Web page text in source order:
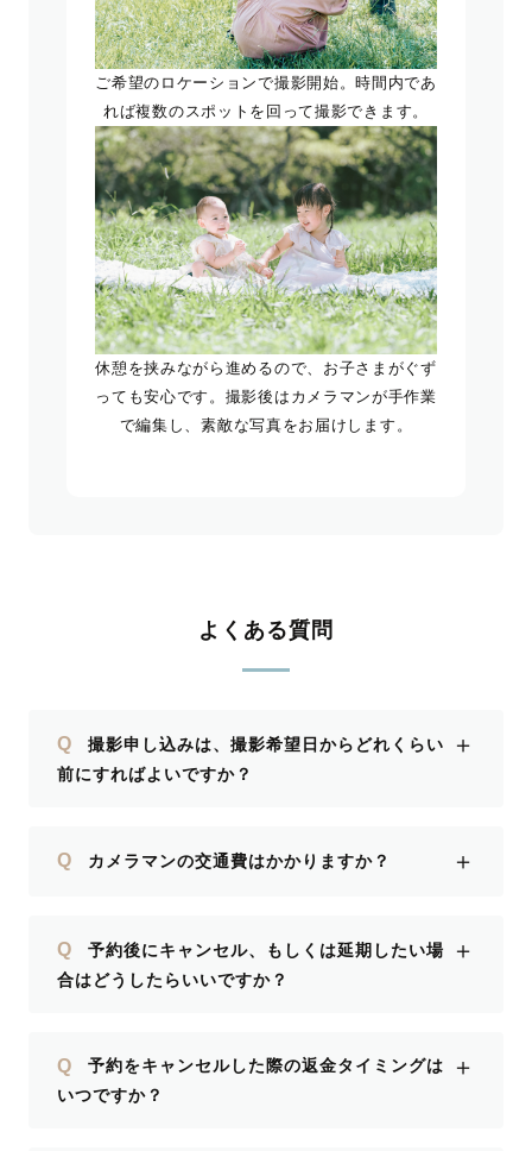
ご希望のロケーションで撮影開始。時間内であ
れば複数のスポットを回って撮影できます。
休憩を挟みながら進めるので、お子さまがぐず
っても安心です。撮影後はカメラマンが手作業
で編集し、素敵な写真をお届けします。
よくある質問
Q
撮影申し込みは、撮影希望日からどれくらい
前にすればよいですか？
＋
Q カメラマンの交通費はかかりますか？ ＋
Q
予約後にキャンセル、もしくは延期したい場
合はどうしたらいいですか？
＋
Q
予約をキャンセルした際の返金タイミングは
いつですか？
＋